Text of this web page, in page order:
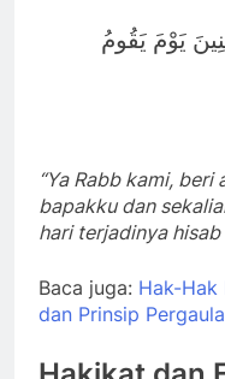
يَوْمَ يَقُومُ
“Ya Rabb kami,
bapakku dan
hari terjadinya hisab
Baca juga: Hak-Hak
dan Prinsip